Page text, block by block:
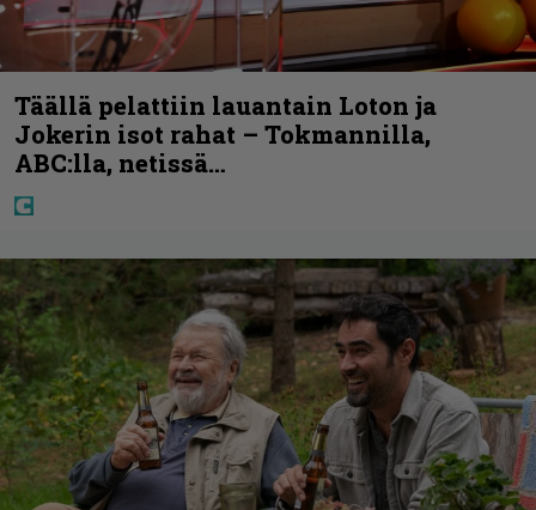
Täällä pelattiin lauantain Loton ja
Jokerin isot rahat – Tokmannilla,
ABC:lla, netissä…